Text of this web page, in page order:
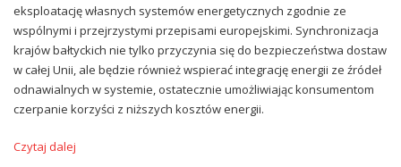
eksploatację własnych systemów energetycznych zgodnie ze
wspólnymi i przejrzystymi przepisami europejskimi. Synchronizacja
krajów bałtyckich nie tylko przyczynia się do bezpieczeństwa dostaw
w całej Unii, ale będzie również wspierać integrację energii ze źródeł
odnawialnych w systemie, ostatecznie umożliwiając konsumentom
czerpanie korzyści z niższych kosztów energii.
Czytaj dalej